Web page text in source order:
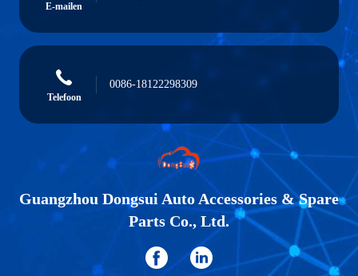
E-mailen
Telefoon
0086-18122298309
Guangzhou Dongsui Auto Accessories & Spare
Parts Co., Ltd.